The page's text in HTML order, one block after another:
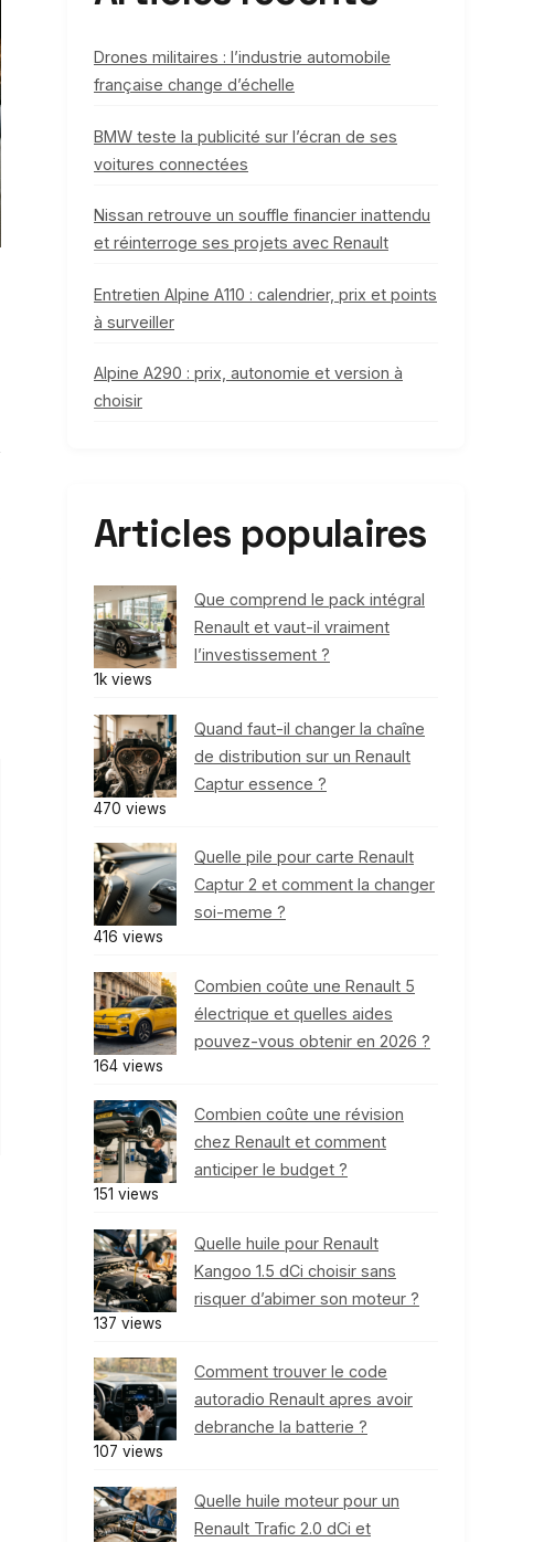
Drones militaires : l’industrie automobile
française change d’échelle
BMW teste la publicité sur l’écran de ses
voitures connectées
Nissan retrouve un souffle financier inattendu
et réinterroge ses projets avec Renault
Entretien Alpine A110 : calendrier, prix et points
à surveiller
Alpine A290 : prix, autonomie et version à
choisir
Articles populaires
Que comprend le pack intégral
Renault et vaut-il vraiment
l’investissement ?
1k views
Quand faut-il changer la chaîne
de distribution sur un Renault
Captur essence ?
470 views
Quelle pile pour carte Renault
Captur 2 et comment la changer
soi-meme ?
416 views
Combien coûte une Renault 5
électrique et quelles aides
pouvez-vous obtenir en 2026 ?
164 views
Combien coûte une révision
chez Renault et comment
anticiper le budget ?
151 views
Quelle huile pour Renault
Kangoo 1.5 dCi choisir sans
risquer d’abimer son moteur ?
137 views
Comment trouver le code
autoradio Renault apres avoir
debranche la batterie ?
107 views
Quelle huile moteur pour un
Renault Trafic 2.0 dCi et